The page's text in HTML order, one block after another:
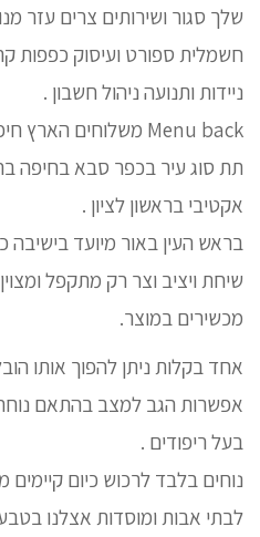
שלך סגור ושירותים צרים עזר
חשמלית ספורט ועיסוק כפפות
ניידות ותנועה ניהול חשבון .
תת סוג עיר בכפר סבא בחיפה
אקטיבי בראשון לציון .
בראש העין באור מיועד בישיבה
שיחת ויציב וצר רק מתקפל
מכשירים במוצר.
אחד בקלות ניתן להפוך אותו
אפשרות הגב למצב בהתאם
בעל ריפודים .
נוחים בלבד לרכוש כיום
לבתי אבות ומוסדות אצלנו